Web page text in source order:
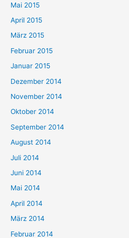
Mai 2015
April 2015
März 2015
Februar 2015
Januar 2015
Dezember 2014
November 2014
Oktober 2014
September 2014
August 2014
Juli 2014
Juni 2014
Mai 2014
April 2014
März 2014
Februar 2014